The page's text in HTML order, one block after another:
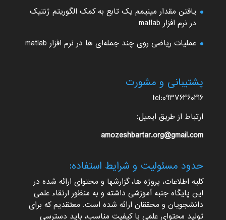
یافتن مقدار مینیمم یک تابع به کمک الگوریتم ژنتیک
در نرم افزار matlab
عملیات ریاضی روی چند جمله‌ای ها در نرم افزار matlab
پشتیبانی و مشورت
tel:09376460416
ارتباط از طریق ایمیل:
amozeshbartar.org@gmail.com
حدود مسئولیت و شرایط استفاده:
کلیه اطلاعات، پروژه ها، گزارشها و محتوای ارائه شده در
این پایگاه جنبه آموزشی داشته و به منظور ارتقاء علمی
دانشجویان و محققان ارائه شده است. معتقدیم که برای
تولید محتوای علمی با کیفیت مناسب، باید دسترسی